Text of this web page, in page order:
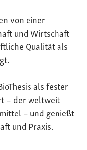
von einer
und Wirtschaft
Qualität als
als fester
– der weltweit
– und genießt
und Praxis.